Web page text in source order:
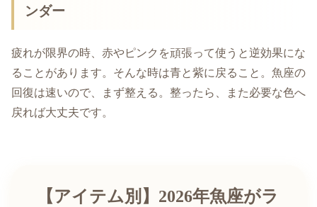
ンダー
疲れが限界の時、赤やピンクを頑張って使うと逆効果にな
ることがあります。そんな時は青と紫に戻ること。魚座の
回復は速いので、まず整える。整ったら、また必要な色へ
戻れば大丈夫です。
【アイテム別】2026年魚座がラ